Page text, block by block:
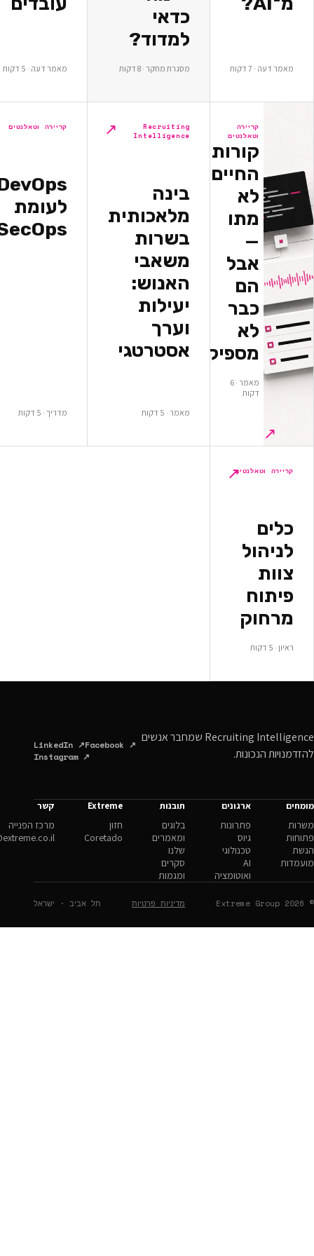
כדאי
למדוד?
מסגרת מחקר · 8 דקות מאמר דעה · 5 דקות
מאמר · 6
Recruiting
Intelligence
בינה
מלאכותית
בשרות
משאבי
האנוש:
יעילות
וערך
אסטרטגי
↗ קריירה וטאלנטים
DevOps
לעומת
DevSecOps
↗
↗
Recruiting Intelligence שמחבר אנשים
LinkedIn ↗Facebook ↗
ארגונים
פתרונות
גיוס
טכנולוגי
AI
תובנות
בלוגים
ומאמרים
שלנו
סקרים
ומגמות
Extreme
חזון
Coretado
קשר
מרכז הפנייה
hello@extreme.co.il
מדיניות פרטיות תל אביב · ישראל